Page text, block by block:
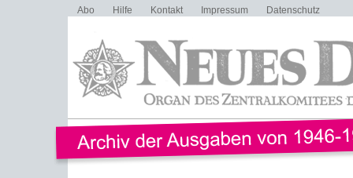
Abo Hilfe Kontakt Impressum Datenschutz